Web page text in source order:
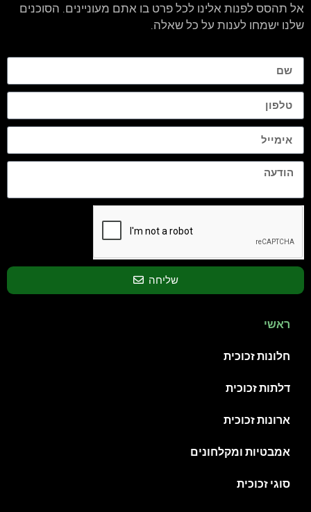
ראשי
חלונות זכוכית
דלתות זכוכית
ארונות זכוכית
אמבטיות ומקלחונים
סוגי זכוכית
אל תהסס לפנות אלינו לכל פרט בו אתם מעוניינים. הסוכנים
שלנו ישמחו לענות על כל שאלה.
שליחה